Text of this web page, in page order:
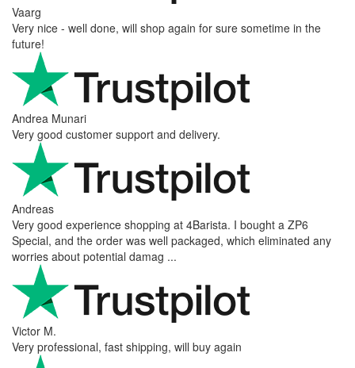
Vaarg
Very nice - well done, will shop again for sure sometime in the
future!
Andrea Munari
Very good customer support and delivery.
Andreas
Very good experience shopping at 4Barista. I bought a ZP6
Special, and the order was well packaged, which eliminated any
worries about potential damag ...
Victor M.
Very professional, fast shipping, will buy again